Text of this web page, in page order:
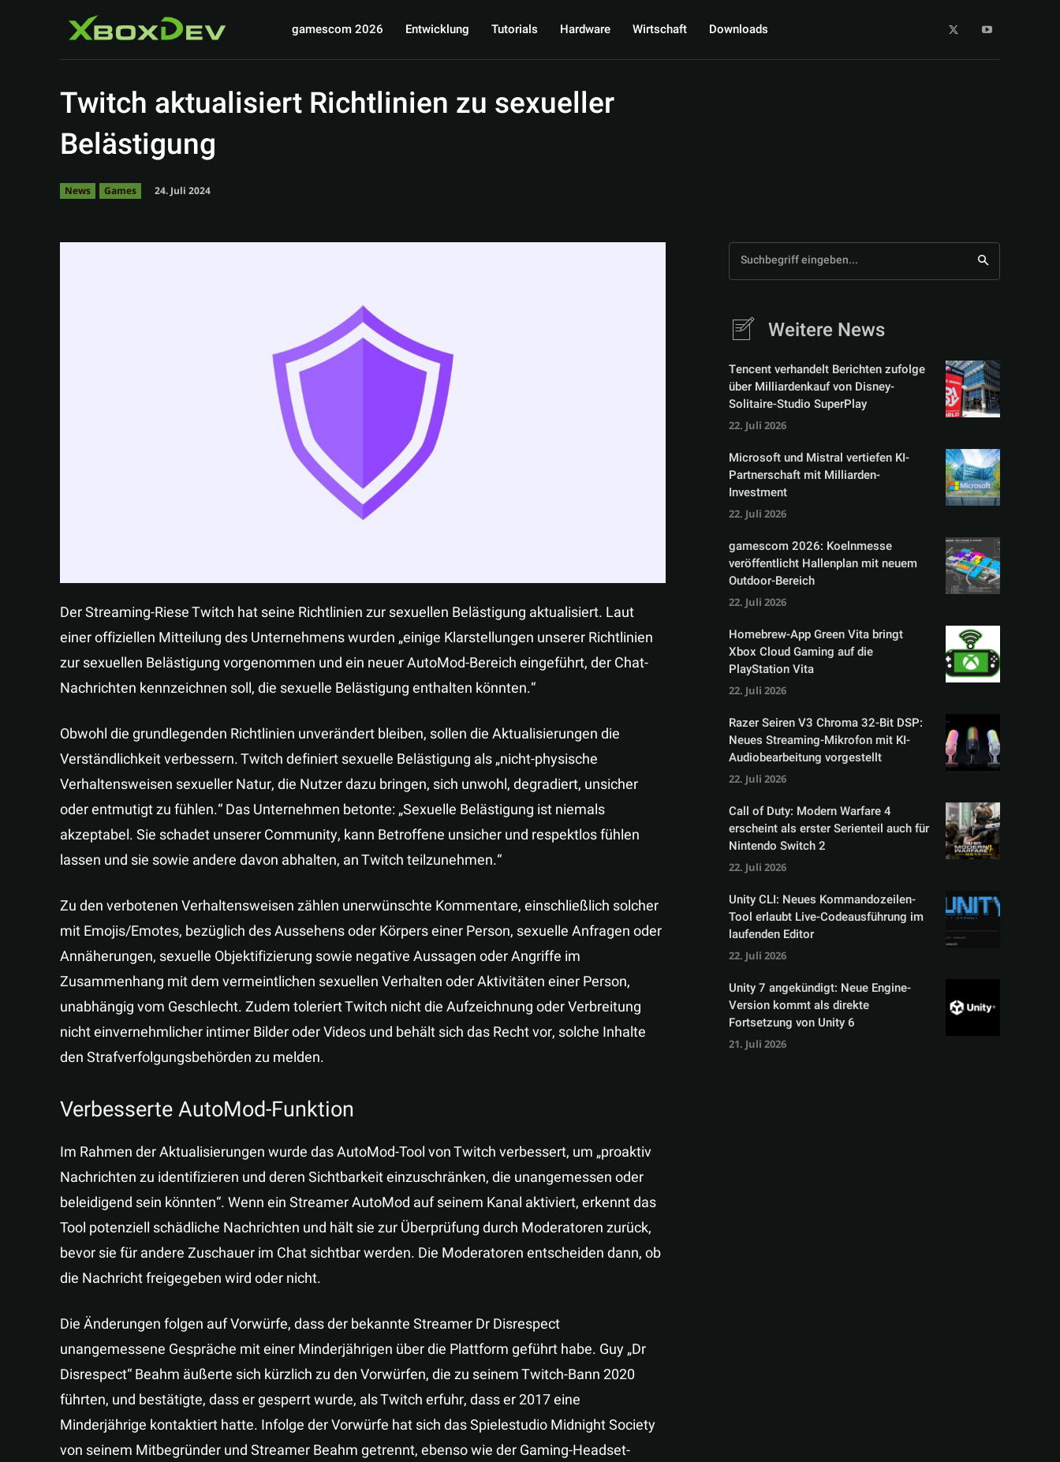
gamescom 2026 Entwicklung Tutorials Hardware Wirtschaft Downloads
Twitch aktualisiert Richtlinien zu sexueller
Belästigung
News Games 24. Juli 2024
Der Streaming-Riese Twitch hat seine Richtlinien zur sexuellen Belästigung aktualisiert. Laut
einer offiziellen Mitteilung des Unternehmens wurden „einige Klarstellungen unserer Richtlinien
zur sexuellen Belästigung vorgenommen und ein neuer AutoMod-Bereich eingeführt, der Chat-
Nachrichten kennzeichnen soll, die sexuelle Belästigung enthalten könnten.“
Obwohl die grundlegenden Richtlinien unverändert bleiben, sollen die Aktualisierungen die
Verständlichkeit verbessern. Twitch definiert sexuelle Belästigung als „nicht-physische
Verhaltensweisen sexueller Natur, die Nutzer dazu bringen, sich unwohl, degradiert, unsicher
oder entmutigt zu fühlen.“ Das Unternehmen betonte: „Sexuelle Belästigung ist niemals
akzeptabel. Sie schadet unserer Community, kann Betroffene unsicher und respektlos fühlen
lassen und sie sowie andere davon abhalten, an Twitch teilzunehmen.“
Zu den verbotenen Verhaltensweisen zählen unerwünschte Kommentare, einschließlich solcher
mit Emojis/Emotes, bezüglich des Aussehens oder Körpers einer Person, sexuelle Anfragen oder
Annäherungen, sexuelle Objektifizierung sowie negative Aussagen oder Angriffe im
Zusammenhang mit dem vermeintlichen sexuellen Verhalten oder Aktivitäten einer Person,
unabhängig vom Geschlecht. Zudem toleriert Twitch nicht die Aufzeichnung oder Verbreitung
nicht einvernehmlicher intimer Bilder oder Videos und behält sich das Recht vor, solche Inhalte
den Strafverfolgungsbehörden zu melden.
Verbesserte AutoMod-Funktion
Im Rahmen der Aktualisierungen wurde das AutoMod-Tool von Twitch verbessert, um „proaktiv
Nachrichten zu identifizieren und deren Sichtbarkeit einzuschränken, die unangemessen oder
beleidigend sein könnten“. Wenn ein Streamer AutoMod auf seinem Kanal aktiviert, erkennt das
Tool potenziell schädliche Nachrichten und hält sie zur Überprüfung durch Moderatoren zurück,
bevor sie für andere Zuschauer im Chat sichtbar werden. Die Moderatoren entscheiden dann, ob
die Nachricht freigegeben wird oder nicht.
Die Änderungen folgen auf Vorwürfe, dass der bekannte Streamer Dr Disrespect
unangemessene Gespräche mit einer Minderjährigen über die Plattform geführt habe. Guy „Dr
Disrespect“ Beahm äußerte sich kürzlich zu den Vorwürfen, die zu seinem Twitch-Bann 2020
führten, und bestätigte, dass er gesperrt wurde, als Twitch erfuhr, dass er 2017 eine
Minderjährige kontaktiert hatte. Infolge der Vorwürfe hat sich das Spielestudio Midnight Society
von seinem Mitbegründer und Streamer Beahm getrennt, ebenso wie der Gaming-Headset-
Suchbegriff eingeben...
Weitere News
Tencent verhandelt Berichten zufolge
über Milliardenkauf von Disney-
Solitaire-Studio SuperPlay
22. Juli 2026
Microsoft und Mistral vertiefen KI-
Partnerschaft mit Milliarden-
Investment
22. Juli 2026
gamescom 2026: Koelnmesse
veröffentlicht Hallenplan mit neuem
Outdoor-Bereich
22. Juli 2026
Homebrew-App Green Vita bringt
Xbox Cloud Gaming auf die
PlayStation Vita
22. Juli 2026
Razer Seiren V3 Chroma 32-Bit DSP:
Neues Streaming-Mikrofon mit KI-
Audiobearbeitung vorgestellt
22. Juli 2026
Call of Duty: Modern Warfare 4
erscheint als erster Serienteil auch für
Nintendo Switch 2
22. Juli 2026
Unity CLI: Neues Kommandozeilen-
Tool erlaubt Live-Codeausführung im
laufenden Editor
22. Juli 2026
Unity 7 angekündigt: Neue Engine-
Version kommt als direkte
Fortsetzung von Unity 6
21. Juli 2026